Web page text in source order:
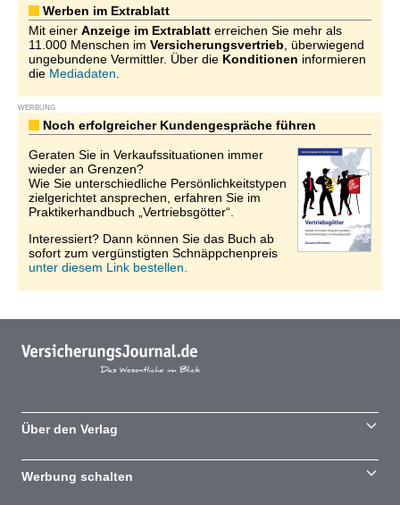
Werben im Extrablatt
Mit einer Anzeige im Extrablatt erreichen Sie mehr als
11.000 Menschen im Versicherungsvertrieb , überwiegend
ungebundene Vermittler. Über die Konditionen informieren
die Mediadaten
WERBUNG
Noch erfolgreicher Kundengespräche führen
Geraten Sie in Verkaufssituationen immer
wieder an Grenzen?
Wie Sie unterschiedliche Persönlichkeitstypen
zielgerichtet ansprechen, erfahren Sie im
Praktikerhandbuch „Vertriebsgötter“.
Interessiert? Dann können Sie das Buch ab
sofort zum vergünstigten Schnäppchenpreis
unter diesem Link bestellen.
Über den Verlag
Werbung schalten